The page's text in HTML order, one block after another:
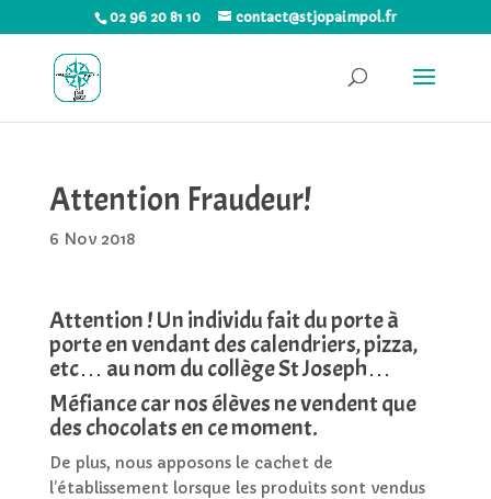
02 96 20 81 10 contact@stjopaimpol.fr
Attention Fraudeur!
6 Nov 2018
Attention ! Un individu fait du porte à
porte en vendant des calendriers, pizza,
etc… au nom du collège St Joseph…
Méfiance car nos élèves ne vendent que
des chocolats en ce moment.
De plus, nous apposons le cachet de
l’établissement lorsque les produits sont vendus